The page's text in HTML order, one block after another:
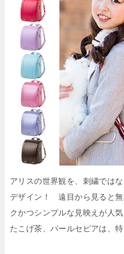
アリスの世界観を、刺繍では
デザイン！ 遠目から見ると無
クかつシンプルな見映えが人
たこげ茶、パールセピアは、